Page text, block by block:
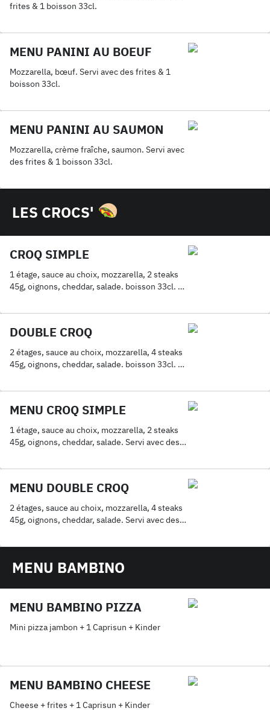
frites & 1 boisson 33cl.
MENU PANINI AU BOEUF
Mozzarella, bœuf. Servi avec des frites & 1
boisson 33cl.
MENU PANINI AU SAUMON
Mozzarella, crème fraîche, saumon. Servi avec
des frites & 1 boisson 33cl.
LES CROCS'
CROQ SIMPLE
1 étage, sauce au choix, mozzarella, 2 steaks
45g, oignons, cheddar, salade. boisson 33cl. en
DOUBLE CROQ
2 étages, sauce au choix, mozzarella, 4 steaks
45g, oignons, cheddar, salade. boisson 33cl. en
MENU CROQ SIMPLE
1 étage, sauce au choix, mozzarella, 2 steaks
45g, oignons, cheddar, salade. Servi avec des
MENU DOUBLE CROQ
2 étages, sauce au choix, mozzarella, 4 steaks
45g, oignons, cheddar, salade. Servi avec des
MENU BAMBINO
MENU BAMBINO PIZZA
Mini pizza jambon + 1 Caprisun + Kinder
MENU BAMBINO CHEESE
Cheese + frites + 1 Caprisun + Kinder